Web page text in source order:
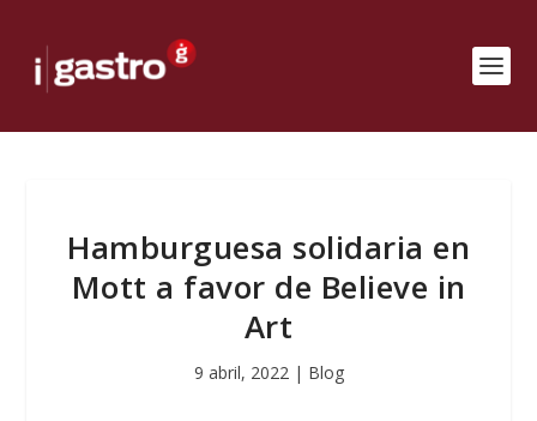
Hamburguesa solidaria en
Mott a favor de Believe in
Art
9 abril, 2022| Blog